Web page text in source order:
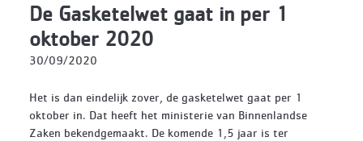
De Gasketelwet gaat in per 1
oktober 2020
30/09/2020
Het is dan eindelijk zover, de gasketelwet gaat per 1
oktober in. Dat heeft het ministerie van Binnenlandse
Zaken bekendgemaakt. De komende 1,5 jaar is ter